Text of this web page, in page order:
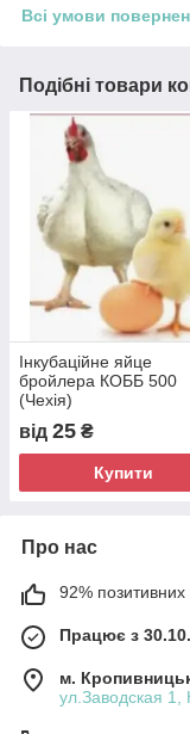
Всі умови
Подібні товари
Інкубаційне яйце
бройлера КОББ 500
(Чехія)
від 25 ₴
Купити
Про нас
92% позитивних
Працює з
м.
ул.Заводская 1,